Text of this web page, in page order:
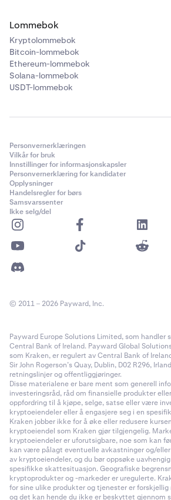
Lommebok
Kryptolommebok
Bitcoin-lommebok
Ethereum-lommebok
Solana-lommebok
USDT-lommebok
Personvernerklæringen
Vilkår for bruk
Innstillinger for informasjonskapsler
Personvernerklæring for kandidater
Opplysninger
Handelsregler for børs
Samsvarssenter
Ikke selg/del
© 2011 – 2026 Payward, Inc.
Payward Europe Solutions Limited, som handler
Central Bank of Ireland. Payward Global
som Kraken, er regulert av Central Bank of
Sir John Rogerson’s Quay, Dublin, D02 R296,
retningslinjer og offentliggjøringer.
Disse materialene er bare ment som generell
investeringsråd, råd om finansielle produkter
oppfordring til å kjøpe, selge, satse eller være
kryptoeiendeler eller å engasjere seg i en
Kraken jobber ikke for å øke eller redusere
kryptoeiendel som Kraken gjør tilgjengelig.
kryptoeiendeler er uforutsigbare, noe som kan
kan være pålagt eventuelle avkastninger og/
av kryptoeiendeler, og du bør oppsøke
spesifikke skattesituasjon. Geografiske
kryptoprodukter og -markeder er uregulerte.
for sine ulike produkter og tjenester er
og det kan hende du ikke er beskyttet gjennom